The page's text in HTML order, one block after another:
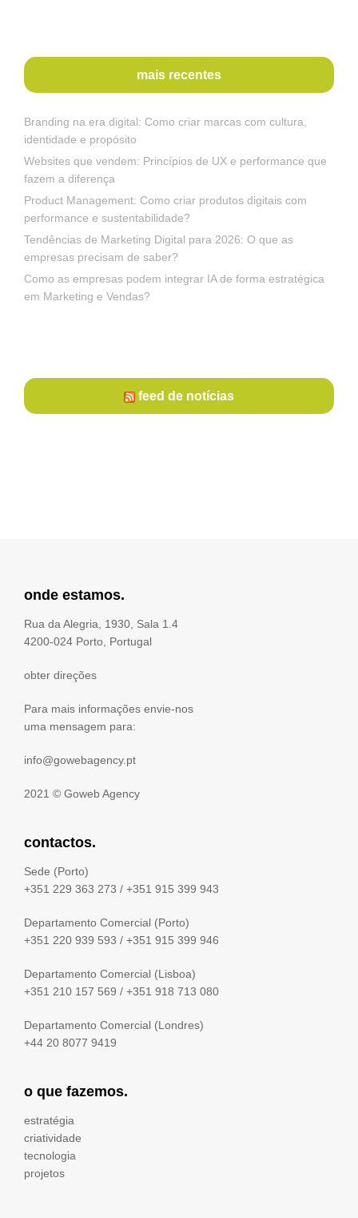
mais recentes
Branding na era digital: Como criar marcas com cultura,
identidade e propósito
Websites que vendem: Princípios de UX e performance que
fazem a diferença
Product Management: Como criar produtos digitais com
performance e sustentabilidade?
Tendências de Marketing Digital para 2026: O que as
empresas precisam de saber?
Como as empresas podem integrar IA de forma estratégica
em Marketing e Vendas?
feed de notícias
onde estamos.
Rua da Alegria, 1930, Sala 1.4
4200-024 Porto, Portugal
obter direções
Para mais informações envie-nos
uma mensagem para:
info@gowebagency.pt
2021 © Goweb Agency
contactos.
Sede (Porto)
+351 229 363 273 / +351 915 399 943
Departamento Comercial (Porto)
+351 220 939 593 / +351 915 399 946
Departamento Comercial (Lisboa)
+351 210 157 569 / +351 918 713 080
Departamento Comercial (Londres)
+44 20 8077 9419
o que fazemos.
estratégia
criatividade
tecnologia
projetos